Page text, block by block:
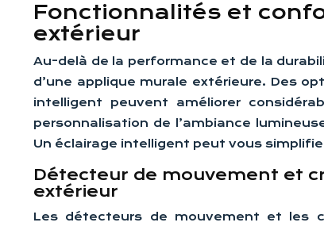
Fonctionnalités et
extérieur
Au-delà de la performance et de la
d’une applique murale extérieure. Des
intelligent peuvent améliorer
personnalisation de l’ambiance
Un éclairage intelligent peut vous
Détecteur de mouvement et
extérieur
Les détecteurs de mouvement et les